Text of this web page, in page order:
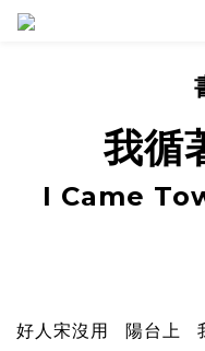
我循
I Came
好人宋沒用 陽台上